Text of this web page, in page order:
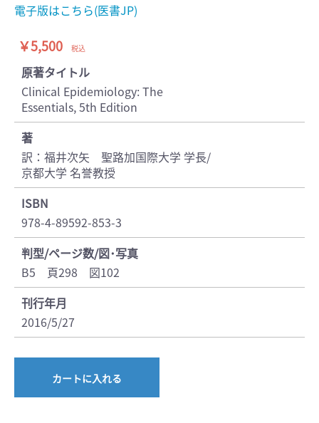
電子版はこちら(医書JP)
￥5,500 税込
原著タイトル
Clinical Epidemiology: The
Essentials, 5th Edition
著
訳：福井次矢 聖路加国際大学 学長/
京都大学 名誉教授
ISBN
978-4-89592-853-3
判型/ページ数/図･写真
B5 頁298 図102
刊行年月
2016/5/27
カートに入れる